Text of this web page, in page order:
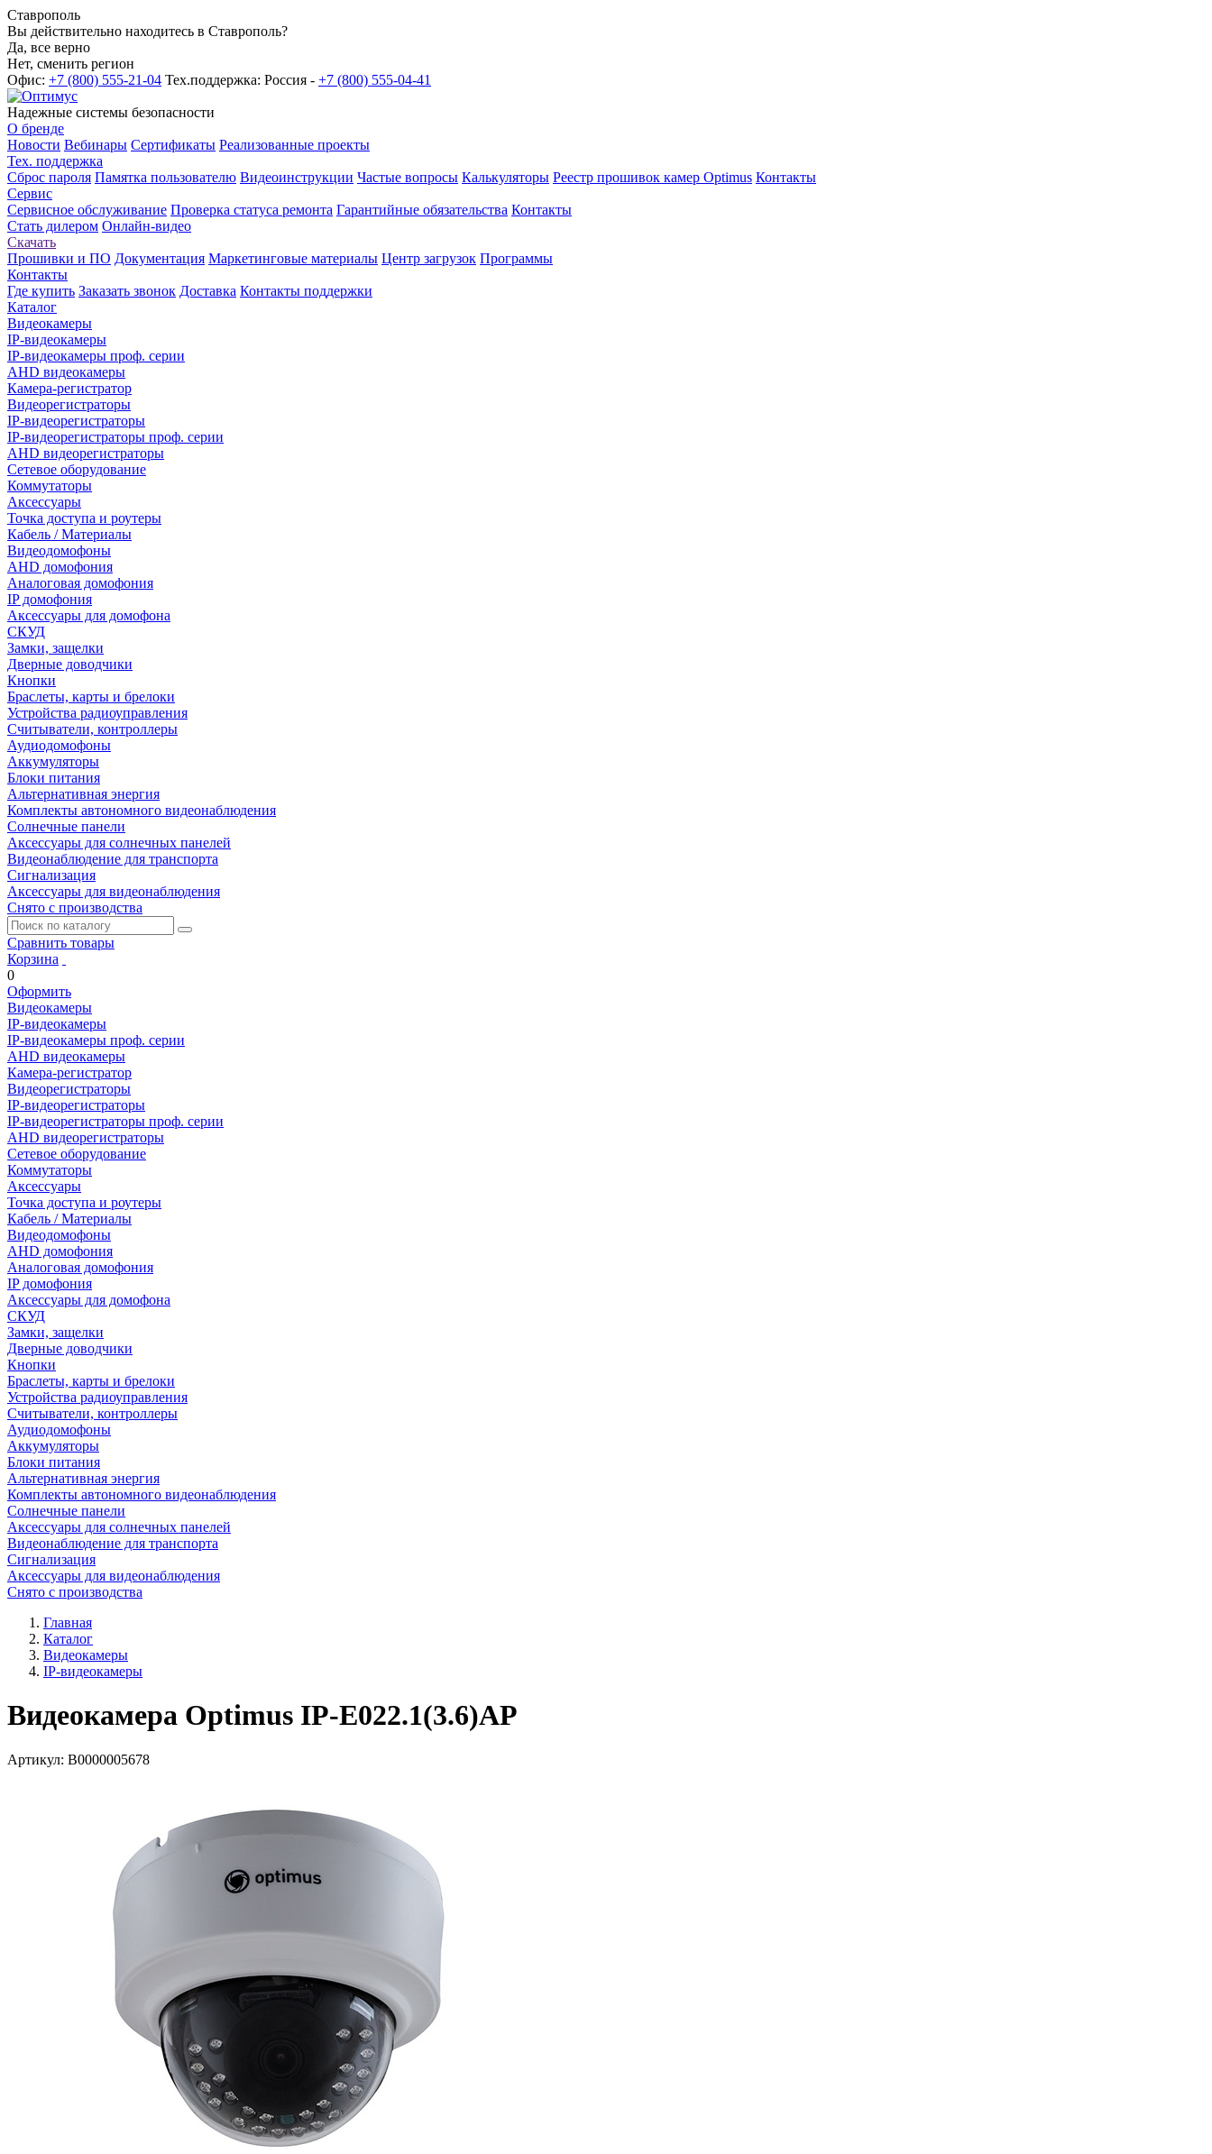
Ставрополь
Вы действительно находитесь в Ставрополь?
Да, все верно
Нет, сменить регион
Офис: +7 (800) 555-21-04 Тех.поддержка: Россия - +7 (800) 555-04-41
Надежные системы безопасности
О бренде
Новости Вебинары Сертификаты Реализованные проекты
Тех. поддержка
Сброс пароля Памятка пользователю Видеоинструкции Частые вопросы Калькуляторы Реестр прошивок камер Optimus Контакты
Сервис
Сервисное обслуживание Проверка статуса ремонта Гарантийные обязательства Контакты
Стать дилером Онлайн-видео
Скачать
Прошивки и ПО Документация Маркетинговые материалы Центр загрузок Программы
Контакты
Где купить Заказать звонок Доставка Контакты поддержки
Каталог
Видеокамеры
IP-видеокамеры
IP-видеокамеры проф. серии
AHD видеокамеры
Камера-регистратор
Видеорегистраторы
IP-видеорегистраторы
IP-видеорегистраторы проф. серии
AHD видеорегистраторы
Сетевое оборудование
Коммутаторы
Аксессуары
Точка доступа и роутеры
Кабель / Материалы
Видеодомофоны
AHD домофония
Аналоговая домофония
IP домофония
Аксессуары для домофона
СКУД
Замки, защелки
Дверные доводчики
Кнопки
Браслеты, карты и брелоки
Устройства радиоуправления
Считыватели, контроллеры
Аудиодомофоны
Аккумуляторы
Блоки питания
Альтернативная энергия
Комплекты автономного видеонаблюдения
Солнечные панели
Аксессуары для солнечных панелей
Видеонаблюдение для транспорта
Сигнализация
Аксессуары для видеонаблюдения
Снято с производства
Сравнить товары
Корзина
0
Оформить
Видеокамеры
IP-видеокамеры
IP-видеокамеры проф. серии
AHD видеокамеры
Камера-регистратор
Видеорегистраторы
IP-видеорегистраторы
IP-видеорегистраторы проф. серии
AHD видеорегистраторы
Сетевое оборудование
Коммутаторы
Аксессуары
Точка доступа и роутеры
Кабель / Материалы
Видеодомофоны
AHD домофония
Аналоговая домофония
IP домофония
Аксессуары для домофона
СКУД
Замки, защелки
Дверные доводчики
Кнопки
Браслеты, карты и брелоки
Устройства радиоуправления
Считыватели, контроллеры
Аудиодомофоны
Аккумуляторы
Блоки питания
Альтернативная энергия
Комплекты автономного видеонаблюдения
Солнечные панели
Аксессуары для солнечных панелей
Видеонаблюдение для транспорта
Сигнализация
Аксессуары для видеонаблюдения
Снято с производства
Главная
Каталог
Видеокамеры
IP-видеокамеры
Видеокамера Optimus IP-E022.1(3.6)AP
Артикул: В0000005678